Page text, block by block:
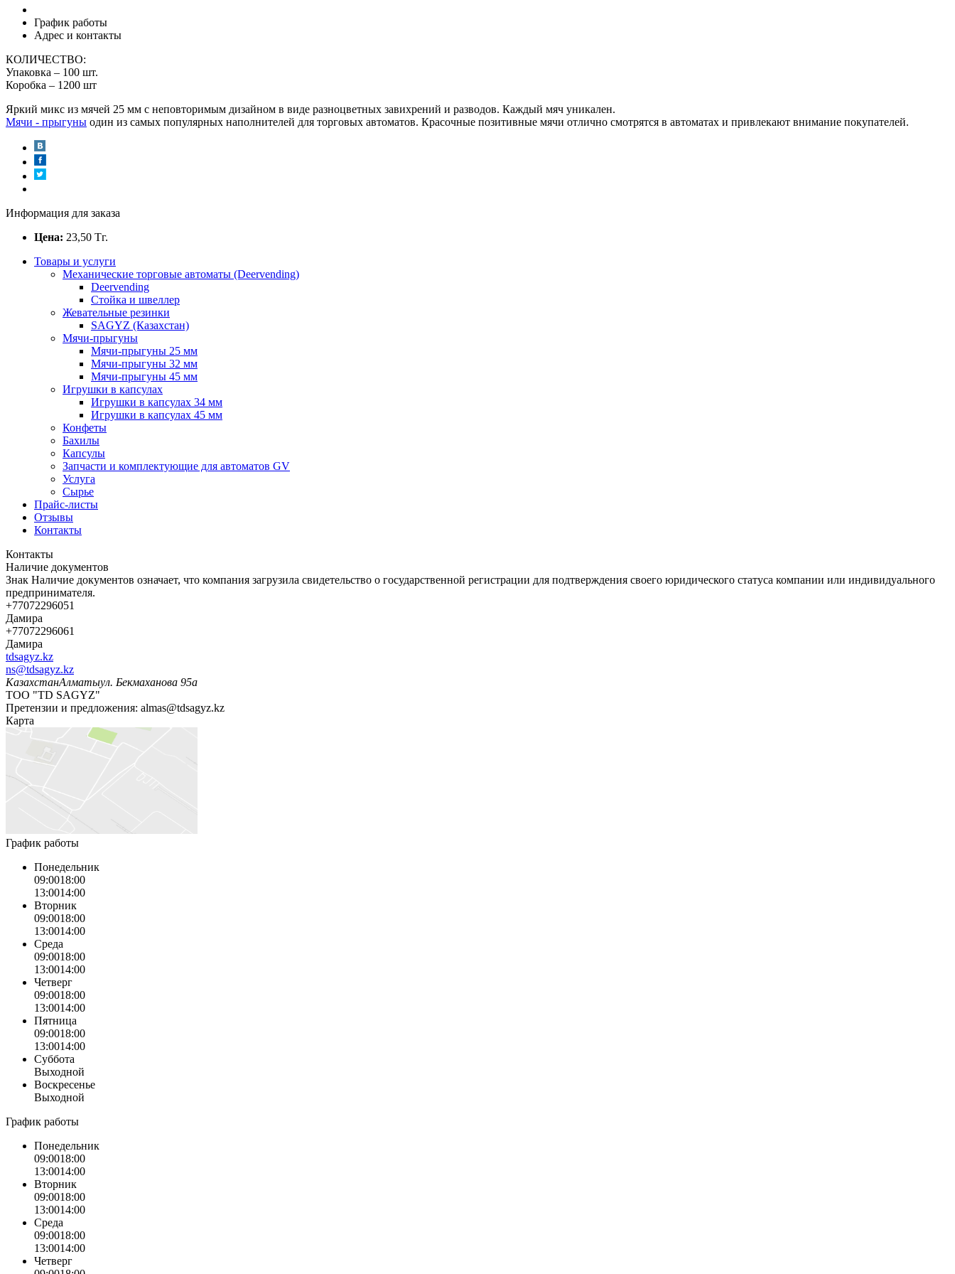
График работы
Адрес и контакты
КОЛИЧЕСТВО:
Упаковка – 100 шт.
Коробка – 1200 шт
Яркий микс из мячей 25 мм с неповторимым дизайном в виде разноцветных завихрений и разводов. Каждый мяч уникален.
Мячи - прыгуны один из самых популярных наполнителей для торговых автоматов. Красочные позитивные мячи отлично смотрятся в автоматах и привлекают внимание покупателей.
Информация для заказа
Цена: 23,50 Тг.
Товары и услуги
Механические торговые автоматы (Deervending)
Deervending
Стойка и швеллер
Жевательные резинки
SAGYZ (Казахстан)
Мячи-прыгуны
Мячи-прыгуны 25 мм
Мячи-прыгуны 32 мм
Мячи-прыгуны 45 мм
Игрушки в капсулах
Игрушки в капсулах 34 мм
Игрушки в капсулах 45 мм
Конфеты
Бахилы
Капсулы
Запчасти и комплектующие для автоматов GV
Услуга
Сырье
Прайс-листы
Отзывы
Контакты
Контакты
Наличие документов
Знак Наличие документов означает, что компания загрузила свидетельство о государственной регистрации для подтверждения своего юридического статуса компании или индивидуального
предпринимателя.
+77072296051
Дамира
+77072296061
Дамира
tdsagyz.kz
ns@tdsagyz.kz
КазахстанАлматыул. Бекмаханова 95а
ТОО "TD SAGYZ"
Претензии и предложения: almas@tdsagyz.kz
Карта
График работы
Понедельник
09:0018:00
13:0014:00
Вторник
09:0018:00
13:0014:00
Среда
09:0018:00
13:0014:00
Четверг
09:0018:00
13:0014:00
Пятница
09:0018:00
13:0014:00
Суббота
Выходной
Воскресенье
Выходной
График работы
Понедельник
09:0018:00
13:0014:00
Вторник
09:0018:00
13:0014:00
Среда
09:0018:00
13:0014:00
Четверг